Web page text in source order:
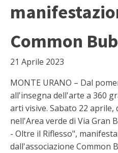
Common
21 Aprile 2023
MONTE URANO – Dal
all'insegna dell'arte a 360
arti visive. Sabato 22 aprile,
nell'Area verde di Via Gran
- Oltre il Riflesso",
dall'associazione Common